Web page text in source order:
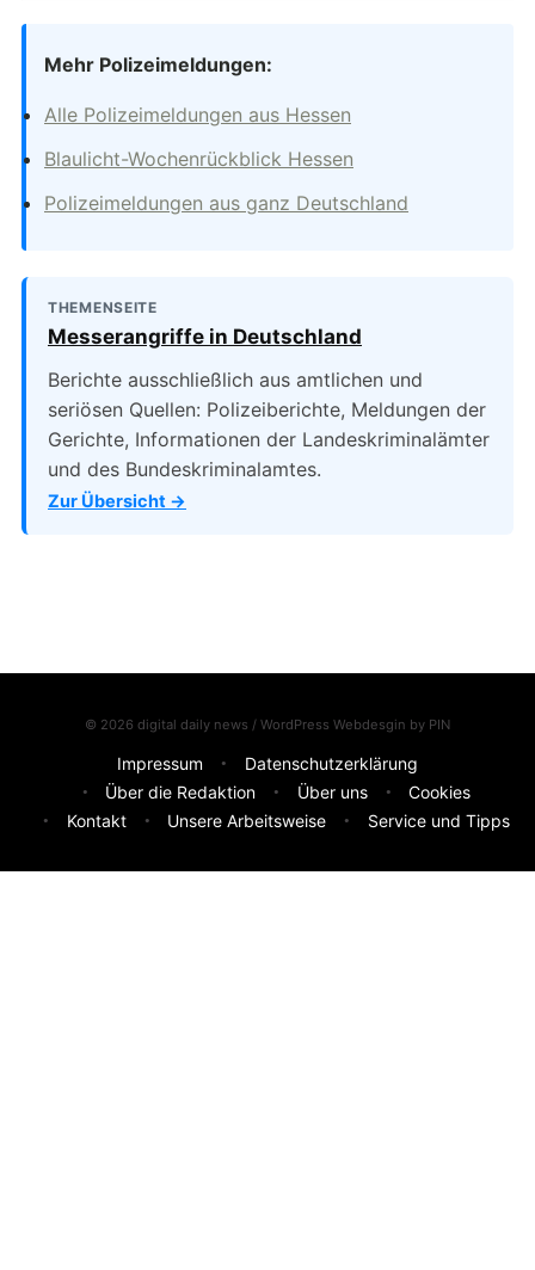
Mehr Polizeimeldungen:
Alle Polizeimeldungen aus Hessen
Blaulicht-Wochenrückblick Hessen
Polizeimeldungen aus ganz Deutschland
THEMENSEITE
Messerangriffe in Deutschland
Berichte ausschließlich aus amtlichen und
seriösen Quellen: Polizeiberichte, Meldungen der
Gerichte, Informationen der Landeskriminalämter
und des Bundeskriminalamtes.
Zur Übersicht →
© 2026 digital daily news / WordPress Webdesgin by PIN
Impressum
Datenschutzerklärung
Über die Redaktion
Über uns
Cookies
Kontakt
Unsere Arbeitsweise Service und Tipps